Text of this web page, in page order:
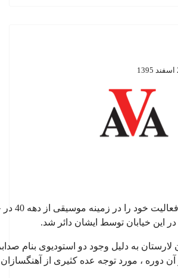
این خیابان توسط ایشان دائر شد.
لارستان به دلیل وجود دو استودیوی بنام
آن دوره ، مورد توجه عده کثیری از